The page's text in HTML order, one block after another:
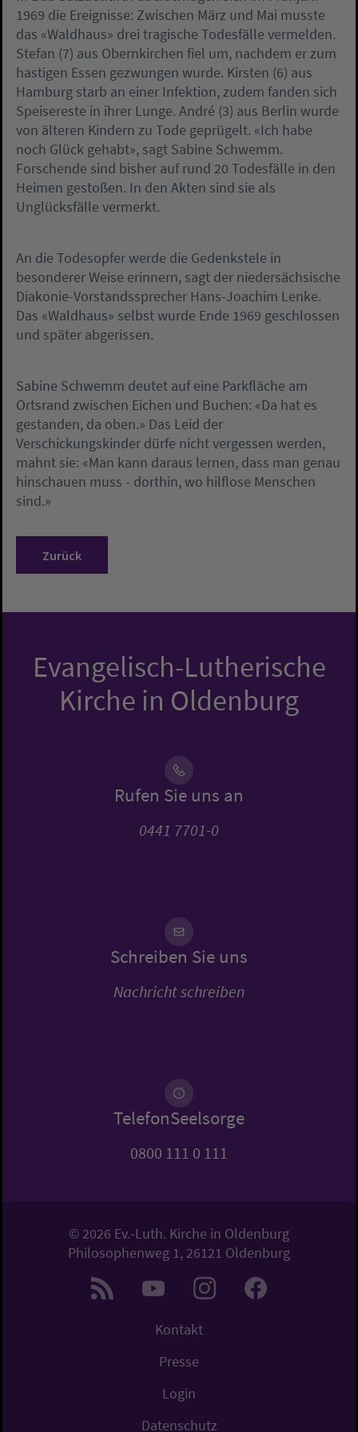
1969 die Ereignisse: Zwischen März und Mai musste
das «Waldhaus» drei tragische Todesfälle vermelden.
Stefan (7) aus Obernkirchen fiel um, nachdem er zum
hastigen Essen gezwungen wurde. Kirsten (6) aus
Hamburg starb an einer Infektion, zudem fanden sich
Speisereste in ihrer Lunge. André (3) aus Berlin wurde
von älteren Kindern zu Tode geprügelt. «Ich habe
noch Glück gehabt», sagt Sabine Schwemm.
Forschende sind bisher auf rund 20 Todesfälle in den
Heimen gestoßen. In den Akten sind sie als
Unglücksfälle vermerkt.
An die Todesopfer werde die Gedenkstele in
besonderer Weise erinnern, sagt der niedersächsische
Diakonie-Vorstandssprecher Hans-Joachim Lenke.
Das «Waldhaus» selbst wurde Ende 1969 geschlossen
und später abgerissen.
Sabine Schwemm deutet auf eine Parkfläche am
Ortsrand zwischen Eichen und Buchen: «Da hat es
gestanden, da oben.» Das Leid der
Verschickungskinder dürfe nicht vergessen werden,
mahnt sie: «Man kann daraus lernen, dass man genau
hinschauen muss - dorthin, wo hilflose Menschen
sind.»
Zurück
Evangelisch-Lutherische
Kirche in Oldenburg
Rufen Sie uns an
0441 7701-0
Schreiben Sie uns
Nachricht schreiben
TelefonSeelsorge
0800 111 0 111
© 2026 Ev.-Luth. Kirche in Oldenburg
Philosophenweg 1, 26121 Oldenburg
Kontakt
Presse
Login
Datenschutz